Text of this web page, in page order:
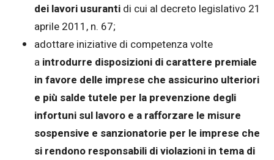
dei lavori usuranti di cui al decreto legislativo 21
aprile 2011, n. 67;
adottare iniziative di competenza volte
a introdurre disposizioni di carattere premiale
in favore delle imprese che assicurino ulteriori
e più salde tutele per la prevenzione degli
infortuni sul lavoro e a rafforzare le misure
sospensive e sanzionatorie per le imprese che
si rendono responsabili di violazioni in tema di